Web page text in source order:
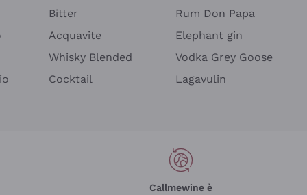
Bitter
Acquavite
Whisky Blended
Cocktail
Rum Don Papa
Elephant gin
Vodka Grey Goose
Lagavulin
Callmewine è